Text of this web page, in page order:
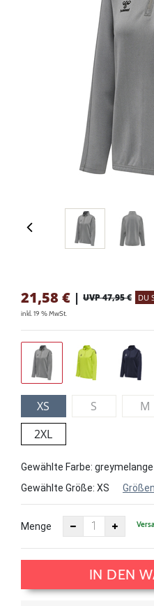
21,58 € | UVP 47,95 € DU
inkl. 19 % MwSt.
XS S M
2XL
Gewählte Farbe:
Gewählte Größe: XS
Menge
IN DEN